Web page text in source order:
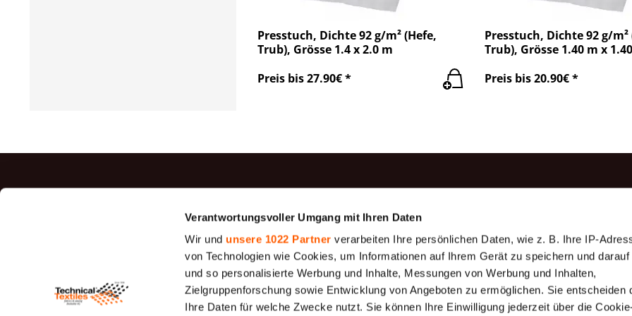
Verantwortungsvoller Umgang mit Ihren Daten
Wir und unsere 1022 Partner verarbeiten Ihre persönlichen Daten, wie z. B. Ihre IP-
von Technologien wie Cookies, um Informationen auf Ihrem Gerät zu speichern und
und so personalisierte Werbung und Inhalte, Messungen von Werbung und Inhalten,
Zielgruppenforschung sowie Entwicklung von Angeboten zu ermöglichen. Sie entscheiden
Ihre Daten für welche Zwecke nutzt. Sie können Ihre Einwilligung jederzeit über die
Presstuch, Dichte 92 g/m² (Hefe,
Trub), Grösse 1.4 x 2.0 m
Preis bis 27.90€ *
Presstuch, Dichte 92 g/m²
Trub), Grösse 1.40 m x
Preis bis 20.90€ *
Jutegewebe
Filz
Siebfiltergewebe (
26 - 1950 μm)
Baumwollgaze
Geotextilien
Gewebeplane 175
g/m2
Produktion
Zahlung
Über uns
Versand